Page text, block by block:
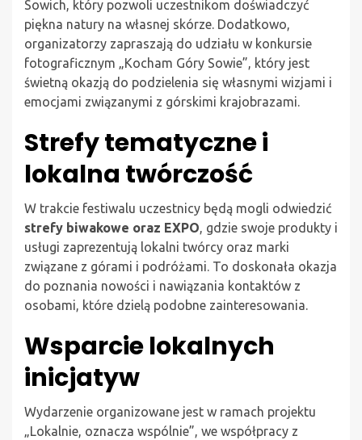
Sowich, który pozwoli uczestnikom doświadczyć
piękna natury na własnej skórze. Dodatkowo,
organizatorzy zapraszają do udziału w konkursie
fotograficznym „Kocham Góry Sowie”, który jest
świetną okazją do podzielenia się własnymi wizjami i
emocjami związanymi z górskimi krajobrazami.
Strefy tematyczne i
lokalna twórczość
W trakcie festiwalu uczestnicy będą mogli odwiedzić
strefy biwakowe oraz EXPO, gdzie swoje produkty i
usługi zaprezentują lokalni twórcy oraz marki
związane z górami i podróżami. To doskonała okazja
do poznania nowości i nawiązania kontaktów z
osobami, które dzielą podobne zainteresowania.
Wsparcie lokalnych
inicjatyw
Wydarzenie organizowane jest w ramach projektu
„Lokalnie, oznacza wspólnie”, we współpracy z